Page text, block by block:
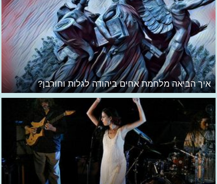
איך הביאה מלחמת אחים ביהודה לגלות וחורבן?